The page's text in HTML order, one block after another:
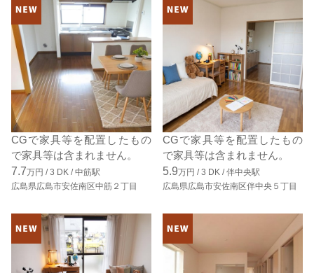
CGで家具等を配置したもの
で家具等は含まれません。
7.7万円 /3 DK /中筋駅
広島県広島市安佐南区中筋２丁目
CGで家具等を配置したもの
で家具等は含まれません。
5.9万円 /3 DK /伴中央駅
広島県広島市安佐南区伴中央５丁目